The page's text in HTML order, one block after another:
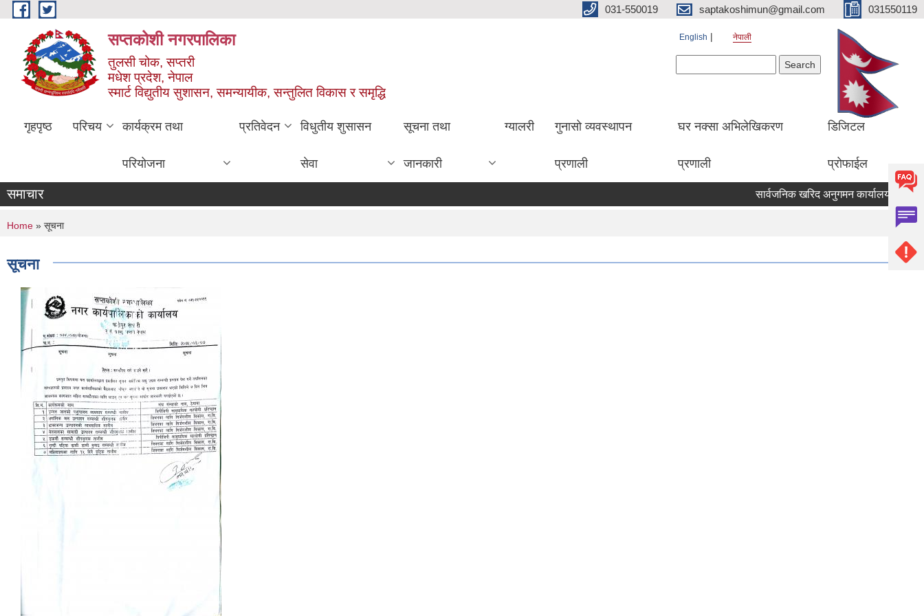
Skip to main content 031-550019 saptakoshimun@gmail.com 031550119
सप्तकोशी नगरपालिका
तुलसी चोक, सप्तरी
मधेश प्रदेश, नेपाल
स्मार्ट विद्युतीय सुशासन, समन्यायीक, सन्तुलित विकास र समृद्धि
English नेपाली
गृहपृष्ठ परिचय कार्यक्रम तथा
परियोजना
प्रतिवेदन विधुतीय शुसासन
सेवा
सूचना तथा
जानकारी
ग्यालरी गुनासो व्यवस्थापन
प्रणाली
घर नक्सा अभिलेखिकरण
प्रणाली
डिजिटल
प्रोफाईल
समाचार सार्वजनिक खरिद अनुगमन कार्यालय केसरमहल
You are here
Home » सूचना
सूचना